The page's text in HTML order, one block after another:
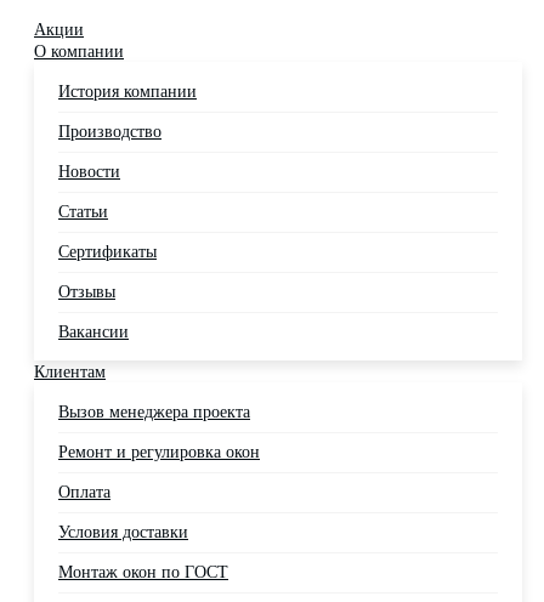
Акции
О компании
История компании
Производство
Новости
Статьи
Сертификаты
Отзывы
Вакансии
Клиентам
Вызов менеджера проекта
Ремонт и регулировка окон
Оплата
Условия доставки
Монтаж окон по ГОСТ